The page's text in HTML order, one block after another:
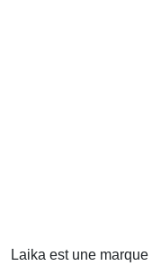
Laika est une